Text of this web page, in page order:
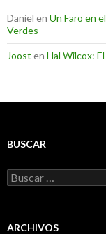
Daniel en Un Faro en
Verdes
Joost en Hal Wilcox:
BUSCAR
Buscar:
ARCHIVOS